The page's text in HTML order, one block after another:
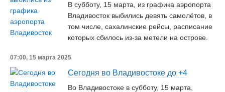
В субботу, 15 марта, из графика аэропорта
Владивосток выбились девять самолётов, в
том числе, сахалинские рейсы, расписание
которых сбилось из-за метели на острове.
07:00, 15 марта 2025
Сегодня во Владивостоке до +4
Во Владивостоке в субботу, 15 марта,